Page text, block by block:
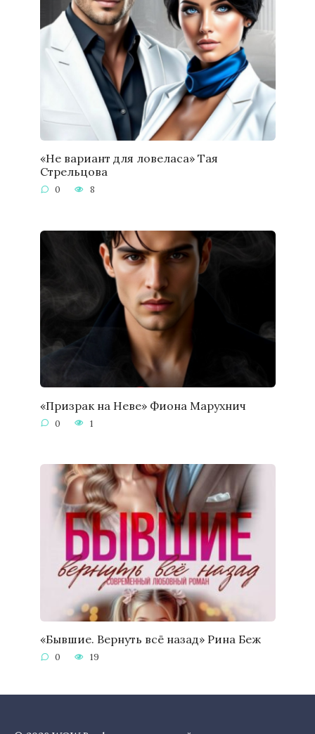
«Не вариант для ловеласа» Тая
Стрельцова
0 8
«Призрак на Неве» Фиона Марухнич
0 1
«Бывшие. Вернуть всё назад» Рина Беж
0 19